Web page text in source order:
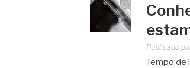
Publicado
Tempo de